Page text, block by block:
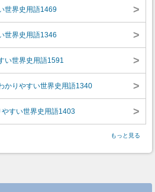
世界史用語1469 >
世界史用語1346 >
い世界史用語1591 >
りやすい世界史用語1340 >
すい世界史用語1403 >
もっと見る